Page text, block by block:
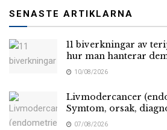
SENASTE ARTIKLARNA
11 biverkningar av
hur man hanterar
10/08/2026
Livmodercancer
Symtom, orsak,
07/08/2026